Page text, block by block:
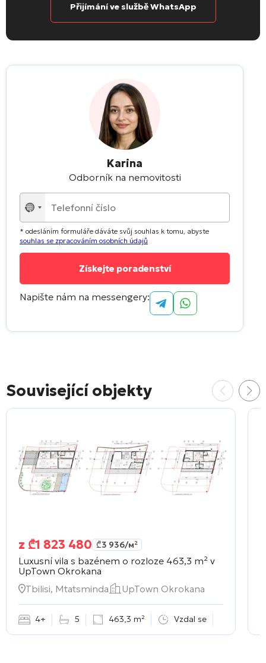
Přijímání ve službě WhatsApp
Karina
Odborník na nemovitosti
Nebyla
vybrána
žádná
země
* odesláním formuláře dáváte svůj souhlas k tomu, abyste
souhlas se zpracováním osobních údajů
Napište nám na messengery:
Související objekty
z ₾1 823 480 ₾3 936/м²
Luxusní vila s bazénem o rozloze 463,3 m² v
UpTown Okrokana
Tbilisi, Mtatsminda
UpTown Okrokana
4+ 5 463,3 m² Vzdal se